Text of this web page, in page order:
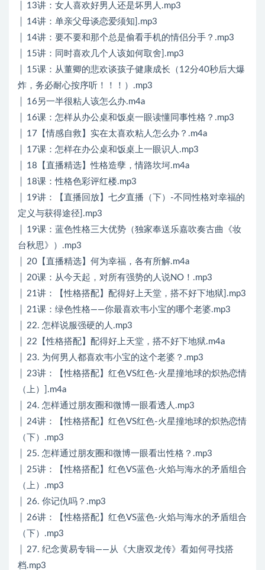
│ 13讲：女人喜欢好男人还是坏男人.mp3
│ 14讲：单亲父母谈恋爱须知].mp3
│ 14讲：要不要和那个总是偷看手机的情侣分手？.mp3
│ 15讲：同时喜欢几个人该如何取舍].mp3
│ 15课：从董卿的悲欢谈孩子健康成长（12分40秒后大爆
炸，务必耐心按序听！！！）.mp3
│ 16另一半很粘人该怎么办.m4a
│ 16课：怎样从办公桌和饭桌一眼读懂同事性格？.mp3
│ 17【情感自救】实在太喜欢粘人怎么办？.m4a
│ 17课：怎样在办公桌和饭桌上一眼识人.mp3
│ 18【直播精选】性格造孽，情路坎坷.m4a
│ 18课：性格色彩评红楼.mp3
│ 19讲：【直播回放】七夕直播（下）-不同性格对幸福的
定义与获得途径].mp3
│ 19课：蓝色性格三大优势（独家奉送乐嘉吹奏古曲《妆
台秋思》）.mp3
│ 20【直播精选】何为幸福，各有所解.m4a
│ 20课：从今天起，对所有强势的人说NO！.mp3
│ 21讲：【性格搭配】配得好上天堂，搭不好下地狱].mp3
│ 21课：绿色性格——你最喜欢韦小宝的哪个老婆.mp3
│ 22. 怎样说服强硬的人.mp3
│ 22【性格搭配】配得好上天堂，搭不好下地狱.m4a
│ 23. 为何男人都喜欢韦小宝的这个老婆？.mp3
│ 23讲：【性格搭配】红色VS红色-火星撞地球的炽热恋情
（上）].m4a
│ 24. 怎样通过朋友圈和微博一眼看透人.mp3
│ 24讲：【性格搭配】红色VS红色-火星撞地球的炽热恋情
（下）.mp3
│ 25. 怎样通过朋友圈和微博一眼看出性格？.mp3
│ 25讲：【性格搭配】红色VS蓝色-火焰与海水的矛盾组合
（上）.mp3
│ 26. 你记仇吗？.mp3
│ 26讲：【性格搭配】红色VS蓝色-火焰与海水的矛盾组合
（下）.mp3
│ 27. 纪念黄易专辑——从《大唐双龙传》看如何寻找搭
档.mp3